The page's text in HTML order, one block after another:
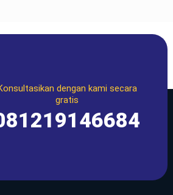
dengan kami secara
gratis